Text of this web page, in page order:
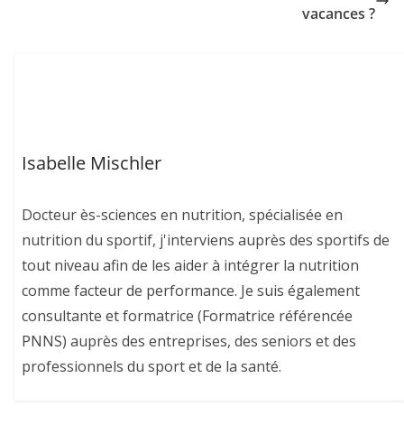
vacances ?
Isabelle Mischler
Docteur ès-sciences en nutrition, spécialisée en
nutrition du sportif, j'interviens auprès des sportifs de
tout niveau afin de les aider à intégrer la nutrition
comme facteur de performance. Je suis également
consultante et formatrice (Formatrice référencée
PNNS) auprès des entreprises, des seniors et des
professionnels du sport et de la santé.